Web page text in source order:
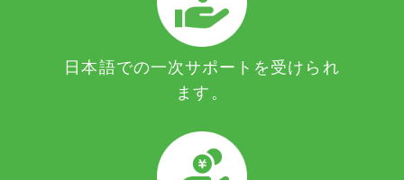
日本語での一次サポートを受けられ
ます。